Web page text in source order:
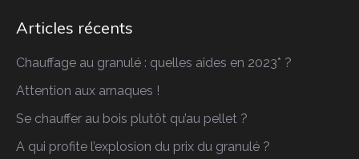
Articles récents
Chauffage au granulé : quelles aides en 2023* ?
Attention aux arnaques !
Se chauffer au bois plutôt qu’au pellet ?
A qui profite l’explosion du prix du granulé ?